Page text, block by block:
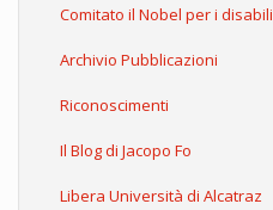
Comitato il Nobel per i disabili
Archivio Pubblicazioni
Riconoscimenti
Il Blog di Jacopo Fo
Libera Università di Alcatraz